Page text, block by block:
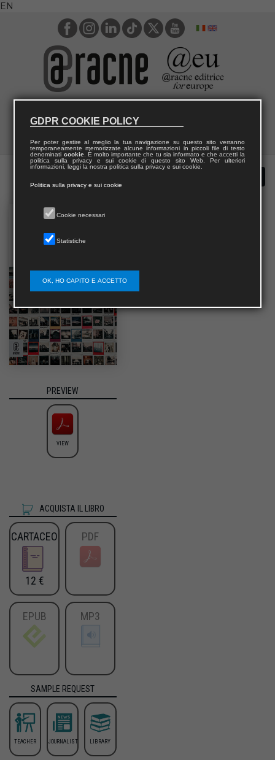
EN
PREVIEW
VIEW
ACQUISTA IL LIBRO
CARTACEO
12 €
PDF
EPUB MP3
SAMPLE REQUEST
TEACHER JOURNALIST LIBRARY
GDPR COOKIE POLICY
Per poter gestire al meglio la tua navigazione su questo sito verranno
temporaneamente memorizzate alcune informazioni in piccoli file di testo
denominati cookie. È molto importante che tu sia informato e che accetti la
politica sulla privacy e sui cookie di questo sito Web. Per ulteriori
informazioni, leggi la nostra politica sulla privacy e sui cookie.
Politica sulla privacy e sui cookie
Cookie necessari
Statistiche
OK, HO CAPITO E ACCETTO